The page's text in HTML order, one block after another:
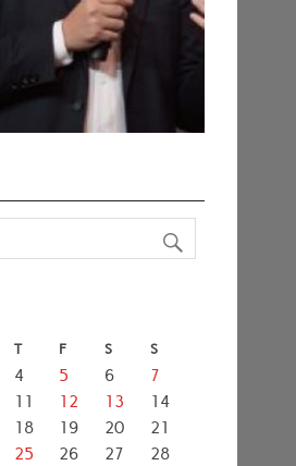
T F S S
4 5 6
7
11 12 13
14
18 19 20
21
25 26 27
28